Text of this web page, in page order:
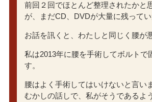
前回２回でほとんど整理されたかと
が、まだCD、DVDが大量に残ってい
お話を訊くと、わたしと同じく腰が
私は2013年に腰を手術してボルトで
す。
腰はよく手術してはいけないと言い
むかしの話しで、私がそうであるよ